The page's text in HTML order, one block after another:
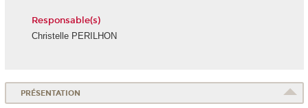
Responsable(s)
Christelle PERILHON
PRÉSENTATION